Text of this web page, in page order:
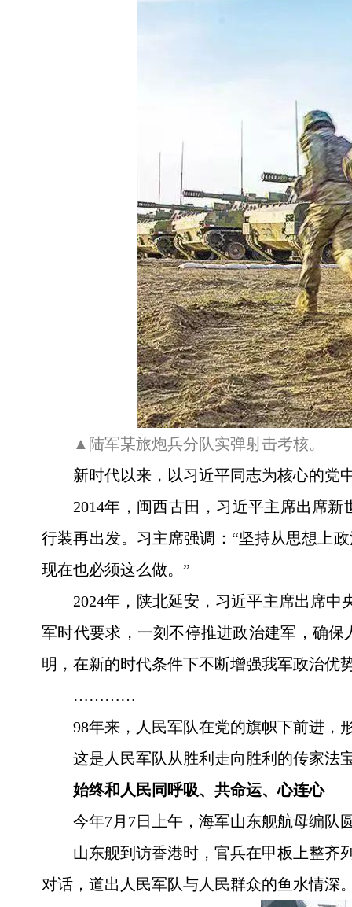
▲陆军某旅炮兵分队实弹射击考核。
新时代以来，以习近平同志为核心的
2014年，闽西古田，习近平主席出席
行装再出发。习主席强调：“坚持从思想上
现在也必须这么做。”
2024年，陕北延安，习近平主席出席
军时代要求，一刻不停推进政治建军，确
明，在新的时代条件下不断增强我军政治优
…………
98年来，人民军队在党的旗帜下前进，
这是人民军队从胜利走向胜利的传家法
始终和人民同呼吸、共命运、心连心
今年7月7日上午，海军山东舰航母编队
山东舰到访香港时，官兵在甲板上整齐
对话，道出人民军队与人民群众的鱼水情深